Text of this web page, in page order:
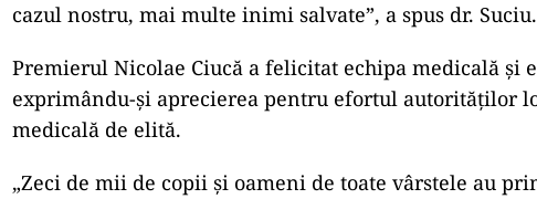
cazul nostru, mai multe inimi salvate”, a spus dr. Suciu.
Premierul Nicolae Ciucă a felicitat echipa medicală şi
exprimându-şi aprecierea pentru efortul autorităţilor
medicală de elită.
„Zeci de mii de copii şi oameni de toate vârstele au